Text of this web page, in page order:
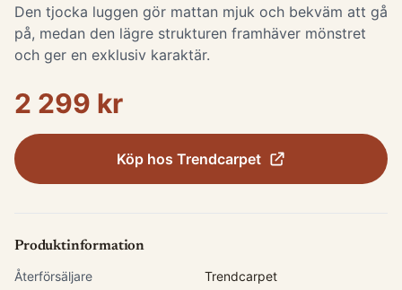
Den tjocka luggen gör mattan mjuk och bekväm att gå
på, medan den lägre strukturen framhäver mönstret
och ger en exklusiv karaktär.
2 299 kr
Köp hos Trendcarpet
Produktinformation
Återförsäljare
Trendcarpet